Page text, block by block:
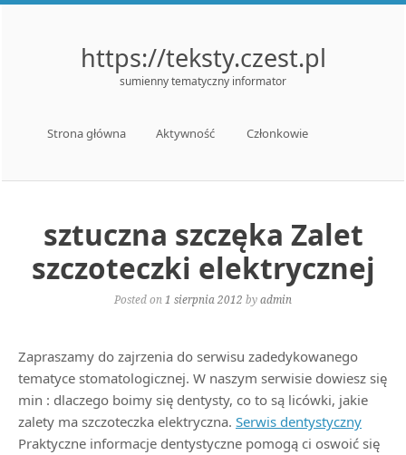
https://teksty.czest.pl
sumienny tematyczny informator
Skip to content
Strona główna Aktywność Członkowie
sztuczna szczęka Zalet
szczoteczki elektrycznej
Posted on 1 sierpnia 2012 byadmin
Zapraszamy do zajrzenia do serwisu zadedykowanego
tematyce stomatologicznej. W naszym serwisie dowiesz się
min : dlaczego boimy się dentysty, co to są licówki, jakie
zalety ma szczoteczka elektryczna. Serwis dentystyczny
Praktyczne informacje dentystyczne pomogą ci oswoić się